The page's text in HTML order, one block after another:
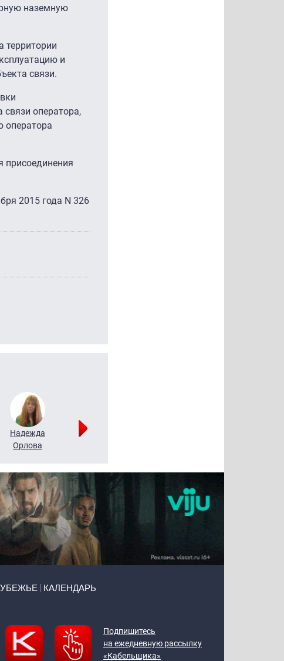
наземную
территории
и
связи.
связи оператора,
оператора
присоединения
2015 года N 326
Надежда
Орлова
КАЛЕНДАРЬ
Подпишитесь
на ежедневную рассылку
«Кабельщика»